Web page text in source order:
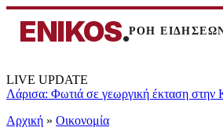
ENIKOS.ΡΟΗ
LIVE UPDATE
Λάρισα: Φωτιά σε γεωργική έκταση
Αρχική » Oικονομία